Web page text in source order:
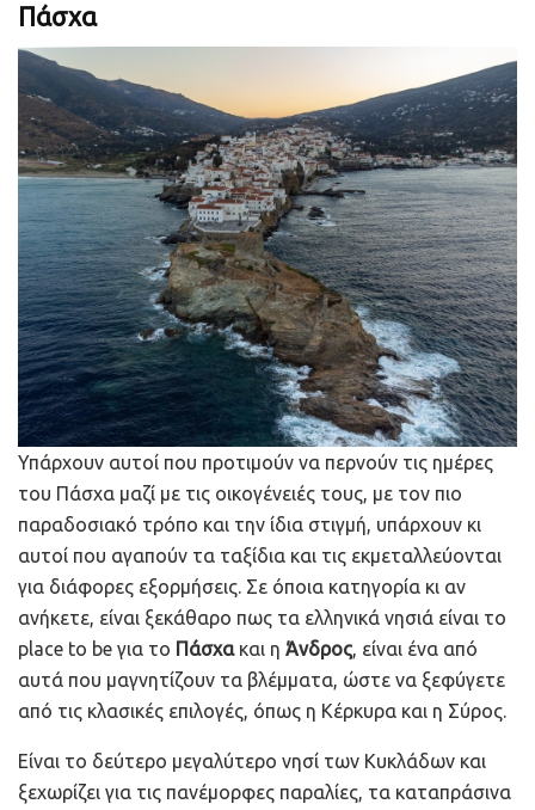
Πάσχα
Υπάρχουν αυτοί που προτιμούν να περνούν τις ημέρες
του Πάσχα μαζί με τις οικογένειές τους, με τον πιο
παραδοσιακό τρόπο και την ίδια στιγμή, υπάρχουν κι
αυτοί που αγαπούν τα ταξίδια και τις εκμεταλλεύονται
για διάφορες εξορμήσεις. Σε όποια κατηγορία κι αν
ανήκετε, είναι ξεκάθαρο πως τα ελληνικά νησιά είναι το
place to be για το Πάσχακαι η Άνδρος, είναι ένα από
αυτά που μαγνητίζουν τα βλέμματα, ώστε να ξεφύγετε
από τις κλασικές επιλογές, όπως η Κέρκυρα και η Σύρος.
Είναι το δεύτερο μεγαλύτερο νησί των Κυκλάδων και
ξεχωρίζει για τις πανέμορφες παραλίες, τα καταπράσινα